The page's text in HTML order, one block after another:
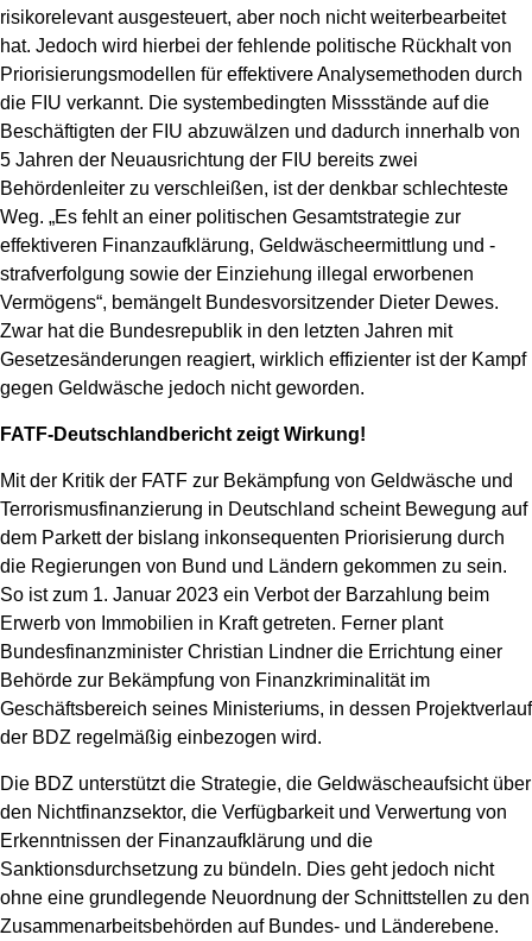
risikorelevant ausgesteuert, aber noch nicht weiterbearbeitet
hat. Jedoch wird hierbei der fehlende politische Rückhalt von
Priorisierungsmodellen für effektivere Analysemethoden durch
die FIU verkannt. Die systembedingten Missstände auf die
Beschäftigten der FIU abzuwälzen und dadurch innerhalb von
5 Jahren der Neuausrichtung der FIU bereits zwei
Behördenleiter zu verschleißen, ist der denkbar schlechteste
Weg. „Es fehlt an einer politischen Gesamtstrategie zur
effektiveren Finanzaufklärung, Geldwäscheermittlung und -
strafverfolgung sowie der Einziehung illegal erworbenen
Vermögens“, bemängelt Bundesvorsitzender Dieter Dewes.
Zwar hat die Bundesrepublik in den letzten Jahren mit
Gesetzesänderungen reagiert, wirklich effizienter ist der Kampf
gegen Geldwäsche jedoch nicht geworden.
FATF-Deutschlandbericht zeigt Wirkung!
Mit der Kritik der FATF zur Bekämpfung von Geldwäsche und
Terrorismusfinanzierung in Deutschland scheint Bewegung auf
dem Parkett der bislang inkonsequenten Priorisierung durch
die Regierungen von Bund und Ländern gekommen zu sein.
So ist zum 1. Januar 2023 ein Verbot der Barzahlung beim
Erwerb von Immobilien in Kraft getreten. Ferner plant
Bundesfinanzminister Christian Lindner die Errichtung einer
Behörde zur Bekämpfung von Finanzkriminalität im
Geschäftsbereich seines Ministeriums, in dessen Projektverlauf
der BDZ regelmäßig einbezogen wird.
Die BDZ unterstützt die Strategie, die Geldwäscheaufsicht über
den Nichtfinanzsektor, die Verfügbarkeit und Verwertung von
Erkenntnissen der Finanzaufklärung und die
Sanktionsdurchsetzung zu bündeln. Dies geht jedoch nicht
ohne eine grundlegende Neuordnung der Schnittstellen zu den
Zusammenarbeitsbehörden auf Bundes- und Länderebene.